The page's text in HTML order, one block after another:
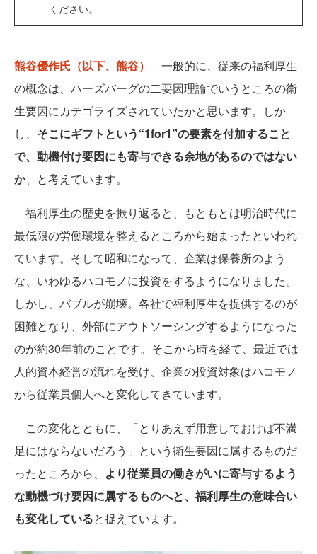
ください。
熊谷優作氏（以下、熊谷）
一般的に、従来の福利厚生
の概念は、ハーズバーグの二要因理論でいうところの衛
生要因にカテゴライズされていたかと思います。しか
し、 そこにギフトという“1for1”の要素を付加すること
で、動機付け要因にも寄与できる余地があるのではない
か、と考えています。
福利厚生の歴史を振り返ると、もともとは明治時代に
最低限の労働環境を整えるところから始まったといわれ
ています。そして昭和になって、企業は保養所のよう
な、いわゆるハコモノに投資をするようになりました。
しかし、バブルが崩壊。各社で福利厚生を提供するのが
困難となり、外部にアウトソーシングするようになった
のが約30年前のことです。そこから時を経て、最近では
人的資本経営の流れを受け、企業の投資対象はハコモノ
から従業員個人へと変化してきています。
この変化とともに、「とりあえず用意しておけば不満
足にはならないだろう」という衛生要因に属するものだ
ったところから、 より従業員の働きがいに寄与するよう
な動機づけ要因に属するものへと、福利厚生の意味合い
も変化していると捉えています。